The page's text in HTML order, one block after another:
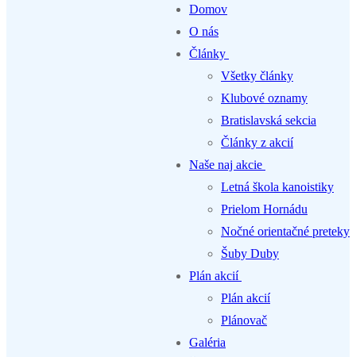
Domov
O nás
Články
Všetky články
Klubové oznamy
Bratislavská sekcia
Články z akcií
Naše naj akcie
Letná škola kanoistiky
Prielom Hornádu
Nočné orientačné preteky
Šuby Duby
Plán akcií
Plán akcií
Plánovač
Galéria